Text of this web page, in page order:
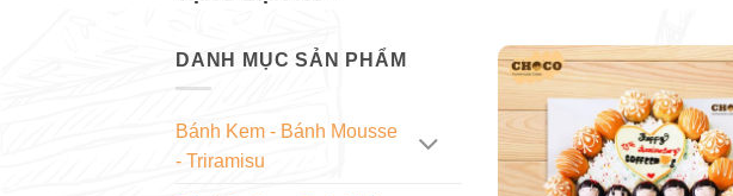
DANH MỤC SẢN PHẨM
Bánh Kem - Bánh Mousse
- Triramisu